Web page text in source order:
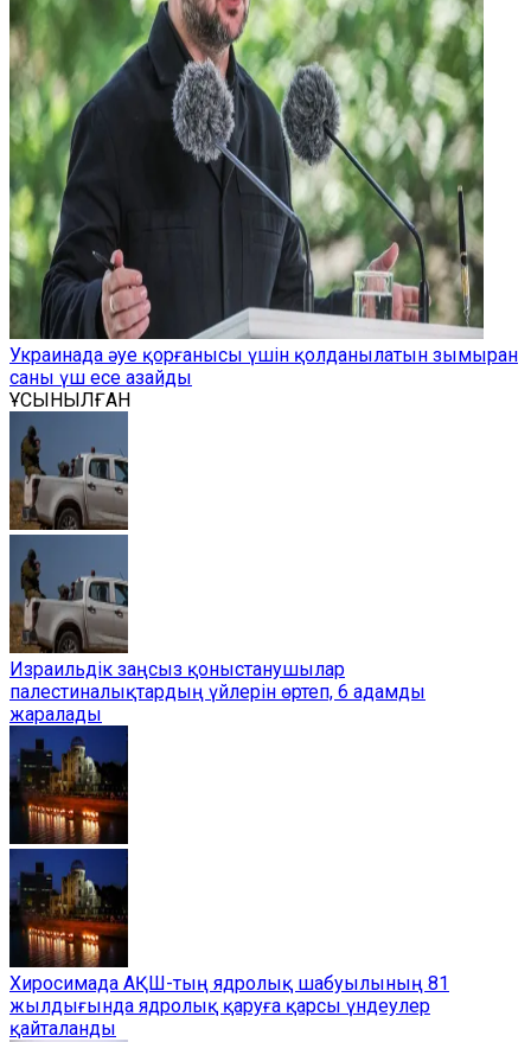
Украинада әуе қорғанысы үшін қолданылатын зымыран
саны үш есе азайды
ҰСЫНЫЛҒАН
Израильдік заңсыз қоныстанушылар
палестиналықтардың үйлерін өртеп, 6 адамды
жаралады
Хиросимада АҚШ-тың ядролық шабуылының 81
жылдығында ядролық қаруға қарсы үндеулер
қайталанды